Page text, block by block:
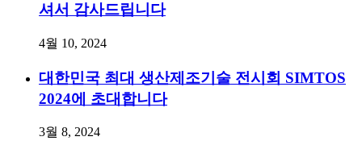
셔서 감사드립니다
4월 10, 2024
대한민국 최대 생산제조기술 전시회 SIMTOS
2024에 초대합니다
3월 8, 2024